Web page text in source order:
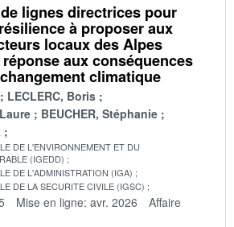
lignes directrices pour
à proposer aux
locaux des Alpes
aux conséquences
climatique
LECLERC, Boris
BEUCHER, Stéphanie
DE L'ENVIRONNEMENT ET DU
(IGEDD)
DE L'ADMINISTRATION (IGA)
DE LA SECURITE CIVILE (IGSC)
Mise en ligne: avr. 2026
Affaire